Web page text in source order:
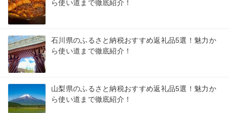
ら使い道まで徹底紹介！
石川県のふるさと納税おすすめ返礼品5選！魅力か
ら使い道まで徹底紹介！
山梨県のふるさと納税おすすめ返礼品5選！魅力か
ら使い道まで徹底紹介！